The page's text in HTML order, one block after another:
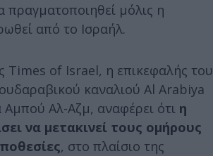
πραγματοποιηθεί μόλις η
από το Ισραήλ.
Times of Israel, η επικεφαλής του
καναλιού Al Arabiya
Αμπού Αλ-Αζμ, αναφέρει ότι η
να μετακινεί τους ομήρους
, στο πλαίσιο της